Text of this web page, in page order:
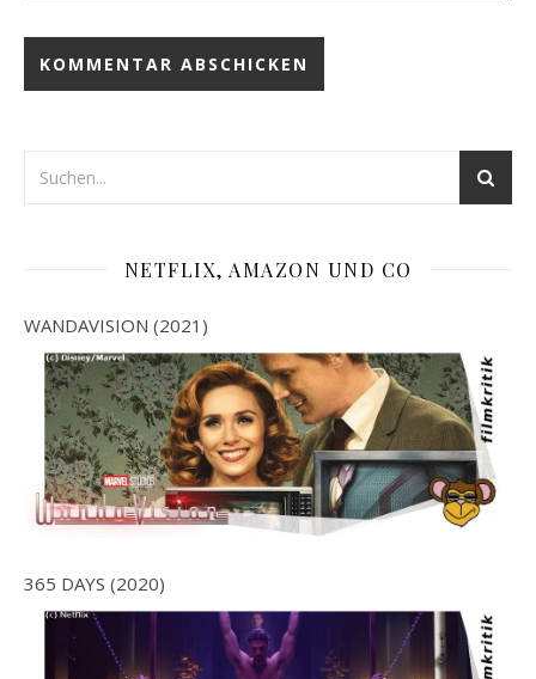
NETFLIX, AMAZON UND CO
WANDAVISION (2021)
365 DAYS (2020)